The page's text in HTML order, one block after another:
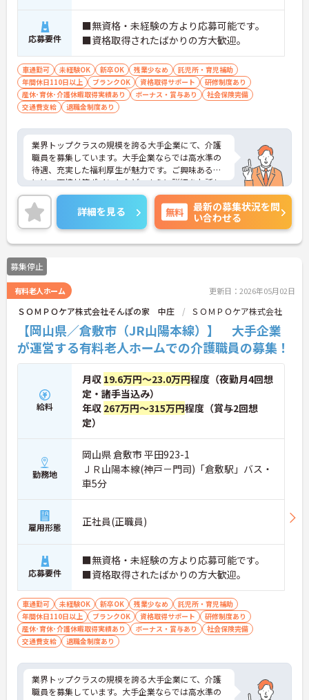
応募要件
■無資格・未経験の方より応募可能です。
■資格取得されたばかりの方大歓迎。
車通勤可 未経験OK 新卒OK 残業少なめ
託児所・育児補助
年間休日110日以上
ブランクOK 資格取得サポート
研修制度あり
産休･育休･介護休暇取得実績あり
ボーナス・賞与あり
社会保険完備
交通費支給
退職金制度あり
業界トップクラスの規模を誇る大手企業にて、介護
職員を募集しています。大手企業ならでは高水準の
待遇、充実した福利厚生が魅力です。ご興味ある方
には、面接対策ポイントなど、さらに詳細をお話し
いたしますのでお気軽にご相談ください。
詳細を見る 無料
最新の募集状況を問
い合わせる
募集停止
有料老人ホーム 更新日：2026年05月02日
ＳＯＭＰＯケア株式会社そんぽの家 中庄 ＳＯＭＰＯケア株式会社
【岡山県／倉敷市（JR山陽本線）】 大手企業
が運営する有料老人ホームでの介護職員の募集！
給料
月収 19.6万円～23.0万円程度（夜勤月4回想
定・諸手当込み）
年収 267万円～315万円程度（賞与2回想
定）
勤務地
岡山県 倉敷市 平田923-1
ＪＲ山陽本線(神戸－門司)「倉敷駅」バス・
車5分
雇用形態 正社員(正職員)
応募要件
■無資格・未経験の方より応募可能です。
■資格取得されたばかりの方大歓迎。
車通勤可 未経験OK 新卒OK 残業少なめ
託児所・育児補助
年間休日110日以上
ブランクOK 資格取得サポート
研修制度あり
産休･育休･介護休暇取得実績あり
ボーナス・賞与あり
社会保険完備
交通費支給
退職金制度あり
業界トップクラスの規模を誇る大手企業にて、介護
職員を募集しています。大手企業ならでは高水準の